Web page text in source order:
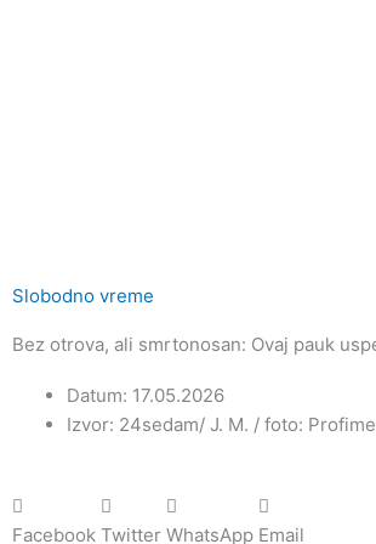
Slobodno vreme
Bez otrova, ali smrtonosan: Ovaj pauk
Datum: 17.05.2026
Izvor: 24sedam/ J. M. / foto:
Facebook Twitter WhatsApp Email